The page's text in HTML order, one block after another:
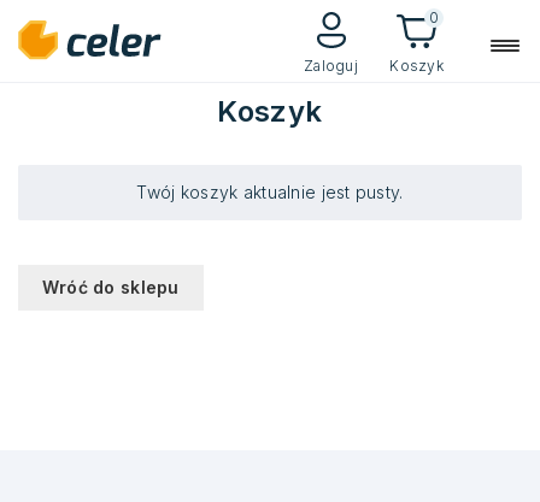
Zaloguj Koszyk
0
Koszyk
Twój koszyk aktualnie jest pusty.
Wróć do sklepu